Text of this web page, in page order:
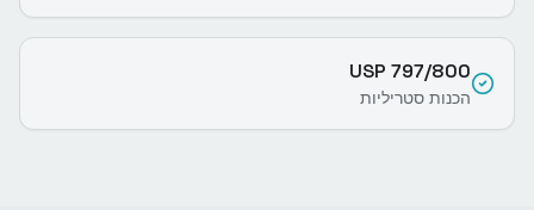
USP 797/800
הכנות סטריליות